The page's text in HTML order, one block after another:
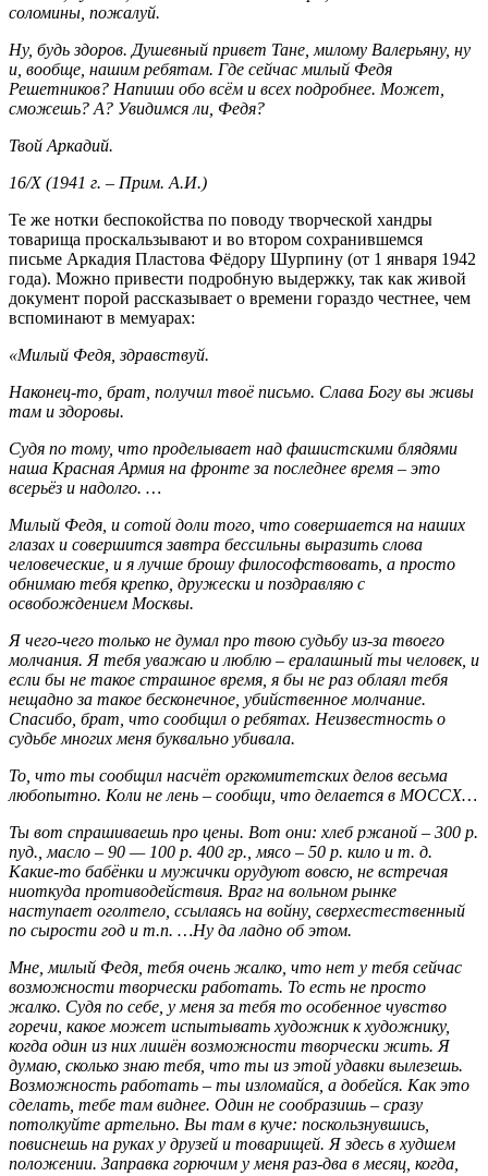
соломины, пожалуй.
Ну, будь здоров. Душевный привет Тане, милому Валерьяну, ну
и, вообще, нашим ребятам. Где сейчас милый Федя
Решетников? Напиши обо всём и всех подробнее. Может,
сможешь? А? Увидимся ли, Федя?
Твой Аркадий.
16/Х (1941 г. – Прим. А.И.)
Те же нотки беспокойства по поводу творческой хандры
товарища проскальзывают и во втором сохранившемся
письме Аркадия Пластова Фёдору Шурпину (от 1 января 1942
года). Можно привести подробную выдержку, так как живой
документ порой рассказывает о времени гораздо честнее, чем
вспоминают в мемуарах:
«Милый Федя, здравствуй.
Наконец-то, брат, получил твоё письмо. Слава Богу вы живы
там и здоровы.
Судя по тому, что проделывает над фашистскими блядями
наша Красная Армия на фронте за последнее время – это
всерьёз и надолго. …
Милый Федя, и сотой доли того, что совершается на наших
глазах и совершится завтра бессильны выразить слова
человеческие, и я лучше брошу философствовать, а просто
обнимаю тебя крепко, дружески и поздравляю с
освобождением Москвы.
Я чего-чего только не думал про твою судьбу из-за твоего
молчания. Я тебя уважаю и люблю – ералашный ты человек, и
если бы не такое страшное время, я бы не раз облаял тебя
нещадно за такое бесконечное, убийственное молчание.
Спасибо, брат, что сообщил о ребятах. Неизвестность о
судьбе многих меня буквально убивала.
То, что ты сообщил насчёт оргкомитетских делов весьма
любопытно. Коли не лень – сообщи, что делается в МОССХ…
Ты вот спрашиваешь про цены. Вот они: хлеб ржаной – 300 р.
пуд., масло – 90 — 100 р. 400 гр., мясо – 50 р. кило и т. д.
Какие-то бабёнки и мужички орудуют вовсю, не встречая
ниоткуда противодействия. Враг на вольном рынке
наступает оголтело, ссылаясь на войну, сверхестественный
по сырости год и т.п. …Ну да ладно об этом.
Мне, милый Федя, тебя очень жалко, что нет у тебя сейчас
возможности творчески работать. То есть не просто
жалко. Судя по себе, у меня за тебя то особенное чувство
горечи, какое может испытывать художник к художнику,
когда один из них лишён возможности творчески жить. Я
думаю, сколько знаю тебя, что ты из этой удавки вылезешь.
Возможность работать – ты изломайся, а добейся. Как это
сделать, тебе там виднее. Один не сообразишь – сразу
потолкуйте артельно. Вы там в куче: поскользнувшись,
повиснешь на руках у друзей и товарищей. Я здесь в худшем
положении. Заправка горючим у меня раз-два в месяц, когда,